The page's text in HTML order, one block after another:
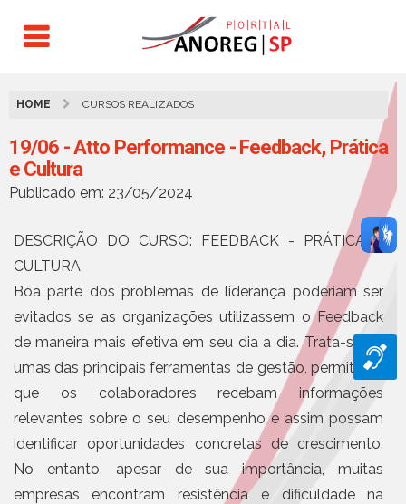
HOME CURSOS REALIZADOS
19/06 - Atto Performance - Feedback, Prática
e Cultura
Publicado em: 23/05/2024
DESCRIÇÃO DO CURSO: FEEDBACK - PRÁTICA E
CULTURA
Boa parte dos problemas de liderança poderiam ser
evitados se as organizações utilizassem o Feedback
de maneira mais efetiva em seu dia a dia. Trata-se de
umas das principais ferramentas de gestão, permitindo
que os colaboradores recebam informações
relevantes sobre o seu desempenho e assim possam
identificar oportunidades concretas de crescimento.
No entanto, apesar de sua importância, muitas
empresas encontram resistência e dificuldade na